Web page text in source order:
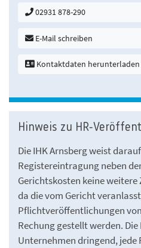
02931 878-290
E-Mail schreiben
Kontaktdaten herunterladen
Hinweis zu HR-
Die IHK Arnsberg weist
Registereintragung neben
Gerichtskosten keine
da die vom Gericht
Pflichtveröffentlichungen
Rechung gestellt werden.
Unternehmen dringend, jede